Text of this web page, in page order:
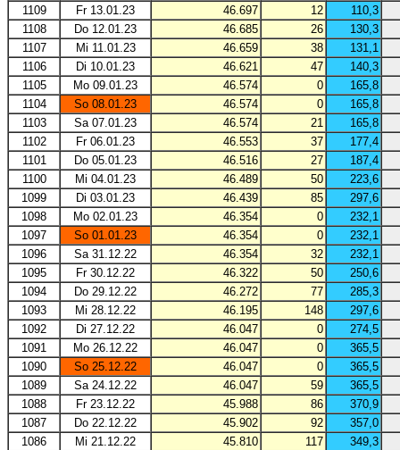
1109
Fr 13.01.23 46.697 12
110,3
1108
Do 12.01.23 46.685 26
130,3
1107
Mi 11.01.23 46.659 38
131,1
1106
Di 10.01.23 46.621 47
140,3
1105
Mo 09.01.23 46.574 0
165,8
1104
So 08.01.23 46.574 0
165,8
1103
Sa 07.01.23 46.574 21
165,8
1102
Fr 06.01.23 46.553 37
177,4
1101
Do 05.01.23 46.516 27
187,4
1100
Mi 04.01.23 46.489 50
223,6
1099
Di 03.01.23 46.439 85
297,6
1098
Mo 02.01.23 46.354 0
232,1
1097
So 01.01.23 46.354 0
232,1
1096
Sa 31.12.22 46.354 32
232,1
1095
Fr 30.12.22 46.322 50
250,6
1094
Do 29.12.22 46.272 77
285,3
1093
Mi 28.12.22 46.195 148
297,6
1092
Di 27.12.22 46.047 0
274,5
1091
Mo 26.12.22 46.047 0
365,5
1090
So 25.12.22 46.047 0
365,5
1089
Sa 24.12.22 46.047 59
365,5
1088
Fr 23.12.22 45.988 86
370,9
1087
Do 22.12.22 45.902 92
357,0
1086
Mi 21.12.22 45.810 117
349,3